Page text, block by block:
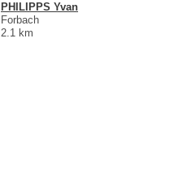
PHILIPPS Yvan
Forbach
2.1 km